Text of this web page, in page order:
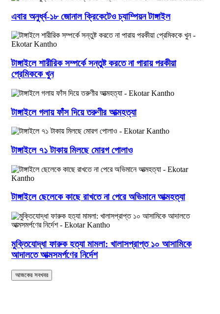
এবার অনুর্ধ্ব-১৮ জোনাল ক্রিকেটেও চ্যাম্পিয়ন টাঙ্গাইল
টাঙ্গাইলে শারীরিক সম্পর্কে সন্তুষ্ট করতে না পারায় পরকীয়া
প্রেমিককে খুন
টাঙ্গাইলে গলায় ফাঁস দিয়ে তরুণীর আত্মহত্যা
টাঙ্গাইলে ৭১ টাকায় মিলছে মোরগ পোলাও
টাঙ্গাইলে ছেলেকে কাছে রাখতে না পেরে অভিমানে আত্মহত্যা
মুক্তিযোদ্ধা ফারুক হত্যা মামলা: খালাসপ্রাপ্ত ১০ আসামিকে
আদালতে আত্মসমর্পণের নির্দেশ